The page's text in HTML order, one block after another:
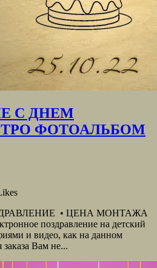
С ДНЕМ
ФОТОАЛЬБОМ
• ЦЕНА МОНТАЖА
поздравление на детский
и видео, как на данном
заказа Вам не...